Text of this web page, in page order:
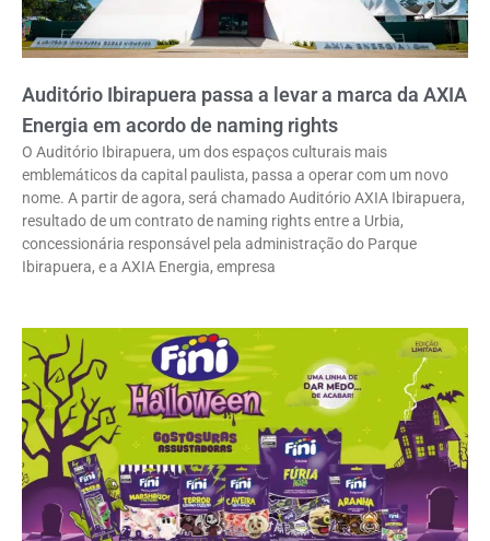
Auditório Ibirapuera passa a levar a marca da AXIA
Energia em acordo de naming rights
O Auditório Ibirapuera, um dos espaços culturais mais
emblemáticos da capital paulista, passa a operar com um novo
nome. A partir de agora, será chamado Auditório AXIA Ibirapuera,
resultado de um contrato de naming rights entre a Urbia,
concessionária responsável pela administração do Parque
Ibirapuera, e a AXIA Energia, empresa